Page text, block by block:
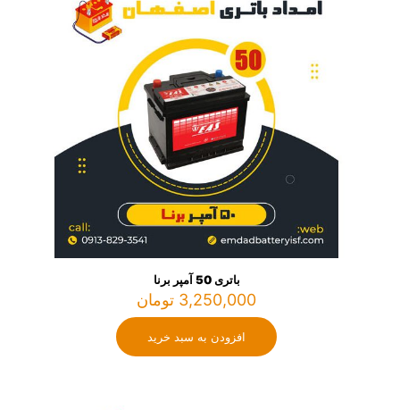
باتری 50 آمپر برنا
3,250,000 تومان
افزودن به سبد خرید